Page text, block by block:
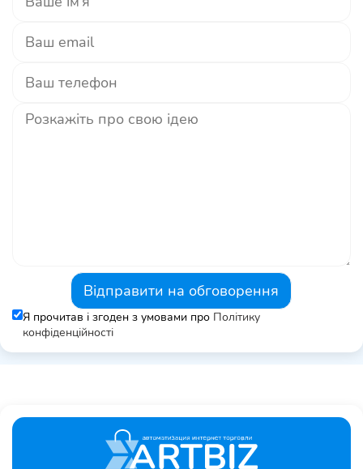
Відправити на обговорення
Я прочитав і згоден з умовами про Політику
конфіденційності